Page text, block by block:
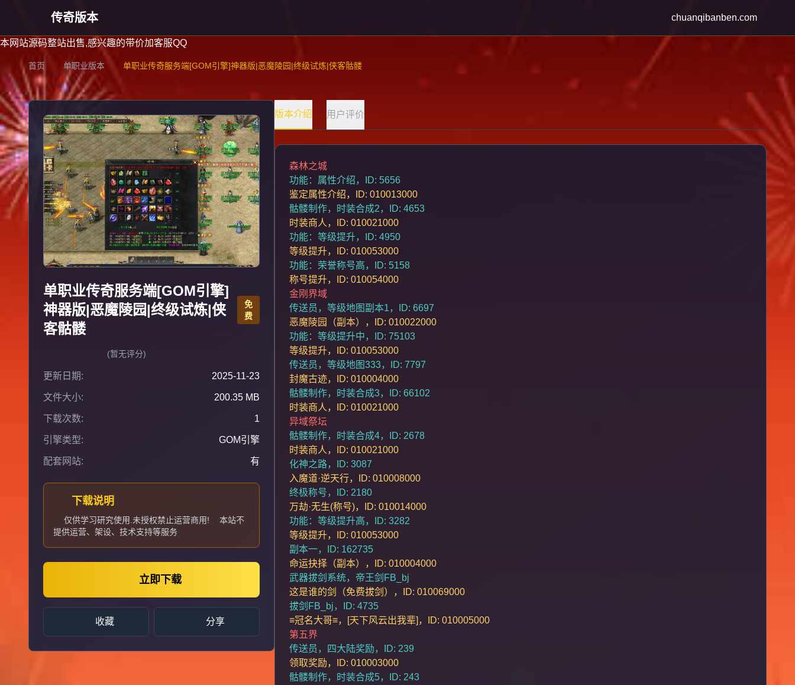
传奇版本 chuanqibanben.com
本网站源码整站出售,感兴趣的带价加客服QQ
首页 单职业版本 单职业传奇服务端[GOM引擎]神器版|恶魔陵园|终级试炼|侠客骷髅
单职业传奇服务端[GOM引擎]
神器版|恶魔陵园|终级试炼|侠
客骷髅
免
费
(暂无评分)
更新日期: 2025-11-23
文件大小: 200.35 MB
下载次数: 1
引擎类型: GOM引擎
配套网站: 有
下载说明
仅供学习研究使用.未授权禁止运营商用!
本站不
提供运营、架设、技术支持等服务
立即下载
收藏 分享
版本介绍 用户评价
森林之城
功能：属性介绍，ID: 5656
鉴定属性介绍，ID: 010013000
骷髅制作，时装合成2，ID: 4653
时装商人，ID: 010021000
功能：等级提升，ID: 4950
等级提升，ID: 010053000
功能：荣誉称号高，ID: 5158
称号提升，ID: 010054000
金刚界域
传送员，等级地图副本1，ID: 6697
恶魔陵园（副本），ID: 010022000
功能：等级提升中，ID: 75103
等级提升，ID: 010053000
传送员，等级地图333，ID: 7797
封魔古迹，ID: 010004000
骷髅制作，时装合成3，ID: 66102
时装商人，ID: 010021000
异域祭坛
骷髅制作，时装合成4，ID: 2678
时装商人，ID: 010021000
化神之路，ID: 3087
入魔道·逆天行，ID: 010008000
终极称号，ID: 2180
万劫·无生(称号)，ID: 010014000
功能：等级提升高，ID: 3282
等级提升，ID: 010053000
副本一，ID: 162735
命运抉择（副本），ID: 010004000
武器拔剑系统，帝王剑FB_bj
这是谁的剑（免费拔剑），ID: 010069000
拔剑FB_bj，ID: 4735
≡冠名大哥≡，[天下风云出我辈]，ID: 010005000
第五界
传送员，四大陆奖励，ID: 239
领取奖励，ID: 010003000
骷髅制作，时装合成5，ID: 243